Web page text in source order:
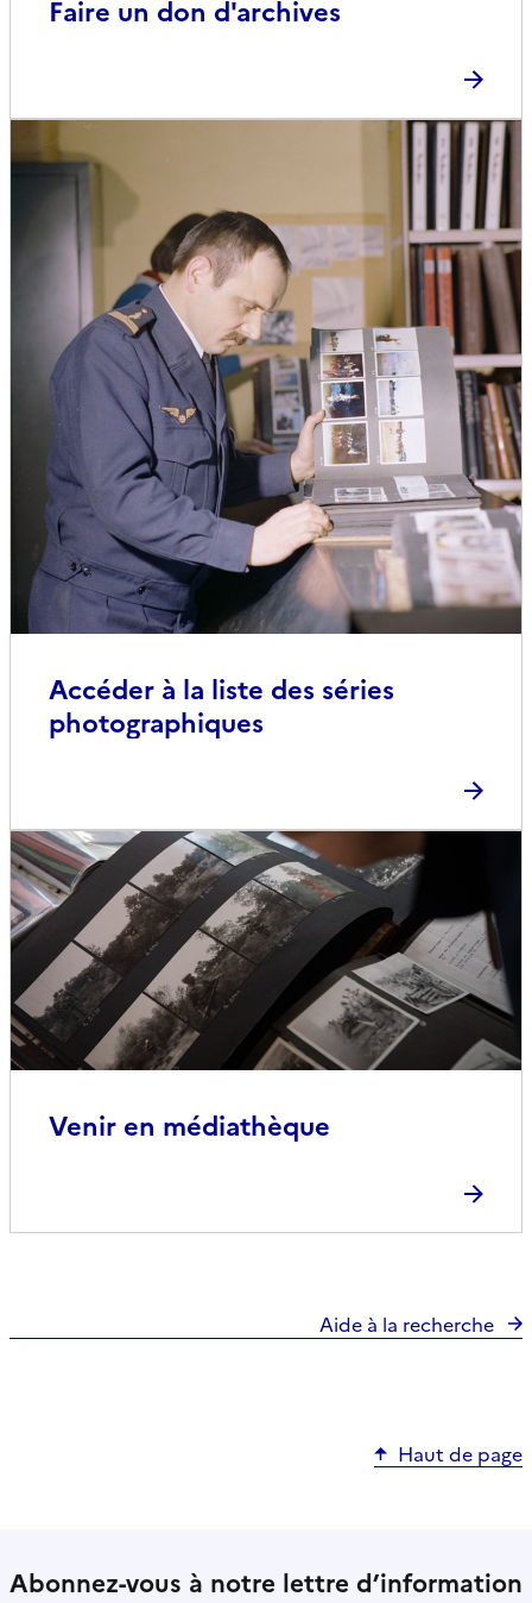
Faire un don d'archives
Accéder à la liste des séries
photographiques
Venir en médiathèque
Aide à la recherche
Haut de page
Abonnez-vous à notre lettre d’information